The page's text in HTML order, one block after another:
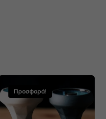
Προσφορά!